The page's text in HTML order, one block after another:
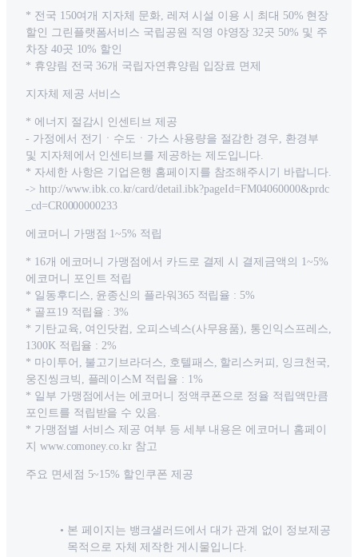
* 전국 150여개 지자체 문화, 레져 시설 이용 시 최대 50% 현장
할인 그린플랫폼서비스 국립공원 직영 야영장 32곳 50% 및 주
차장 40곳 10% 할인
* 휴양림 전국 36개 국립자연휴양림 입장료 면제
지자체 제공 서비스
* 에너지 절감시 인센티브 제공
- 가정에서 전기ㆍ수도ㆍ가스 사용량을 절감한 경우, 환경부
및 지자체에서 인센티브를 제공하는 제도입니다.
* 자세한 사항은 기업은행 홈페이지를 참조해주시기 바랍니다.
-> http://www.ibk.co.kr/card/detail.ibk?pageId=FM04060000&prdc
_cd=CR0000000233
에코머니 가맹점 1~5% 적립
* 16개 에코머니 가맹점에서 카드로 결제 시 결제금액의 1~5%
에코머니 포인트 적립
* 일동후디스, 윤종신의 플라워365 적립율 : 5%
* 골프19 적립율 : 3%
* 기탄교육, 여인닷컴, 오피스넥스(사무용품), 통인익스프레스,
1300K 적립율 : 2%
* 마이투어, 불고기브라더스, 호텔패스, 할리스커피, 잉크천국,
웅진씽크빅, 플레이스M 적립율 : 1%
* 일부 가맹점에서는 에코머니 정액쿠폰으로 정율 적립액만큼
포인트를 적립받을 수 있음.
* 가맹점별 서비스 제공 여부 등 세부 내용은 에코머니 홈페이
지 www.comoney.co.kr 참고
주요 면세점 5~15% 할인쿠폰 제공
본 페이지는 뱅크샐러드에서 대가 관계 없이 정보제공
목적으로 자체 제작한 게시물입니다.